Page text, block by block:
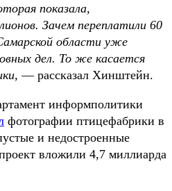
показала,
Зачем переплатили 60
области уже
дел. То же касается
— рассказал Хинштейн.
информполитики
фотографии птицефабрики в
и недостроенные
вложили 4,7 миллиарда